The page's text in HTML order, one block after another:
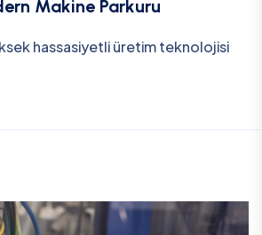
Makine Parkuru
hassasiyetli üretim teknolojisi